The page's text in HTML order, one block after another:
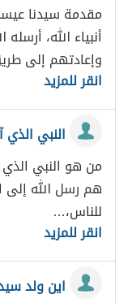
مقدمة سيدنا
أنبياء الله،
وإعادتهم إلى
انقر للمزيد
النبي
من هو النبي
هم رسل الله إلى
للناس،…
انقر للمزيد
اين ولد